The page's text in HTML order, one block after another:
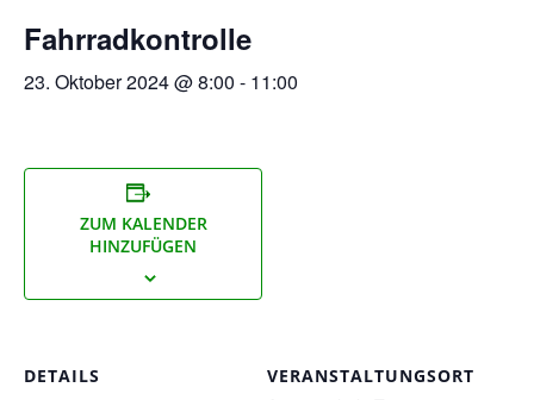
Fahrradkontrolle
23. Oktober 2024 @ 8:00 - 11:00
ZUM KALENDER
HINZUFÜGEN
DETAILS VERANSTALTUNGSORT